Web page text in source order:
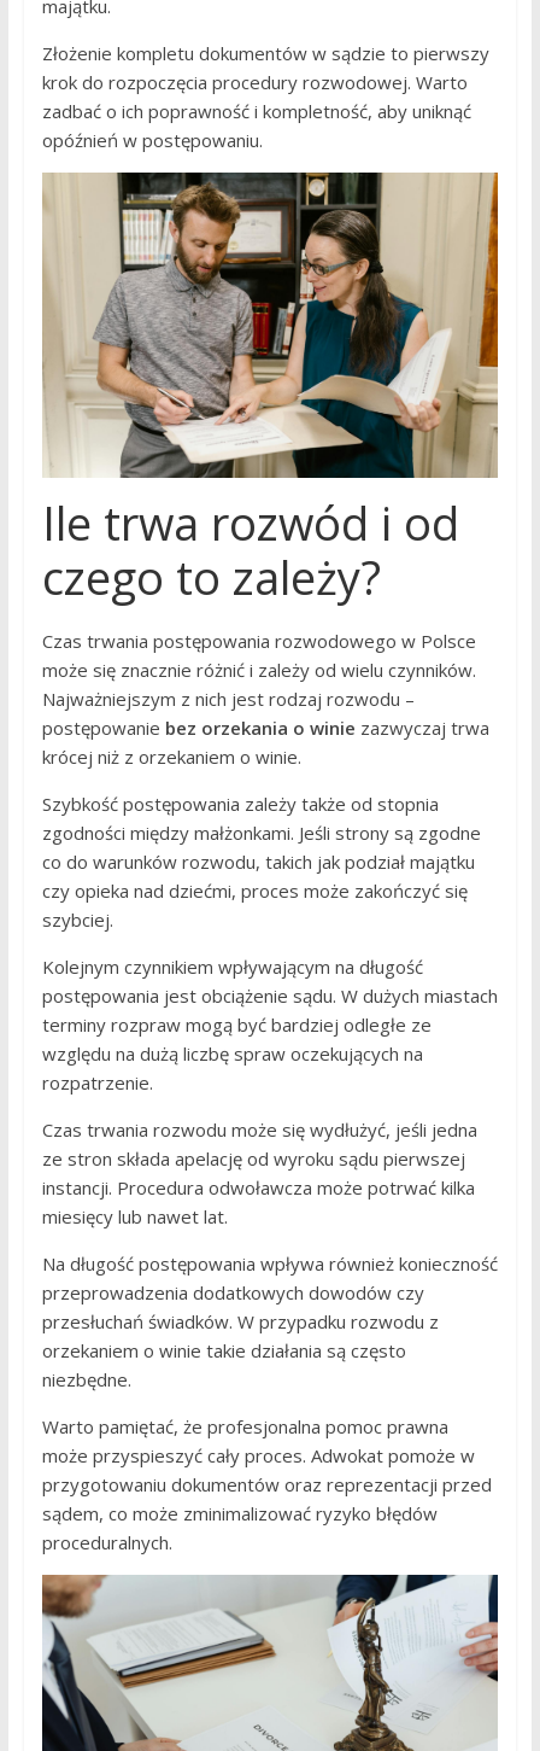
majątku.
Złożenie kompletu dokumentów w sądzie to pierwszy
krok do rozpoczęcia procedury rozwodowej. Warto
zadbać o ich poprawność i kompletność, aby uniknąć
opóźnień w postępowaniu.
Ile trwa rozwód i od
czego to zależy?
Czas trwania postępowania rozwodowego w Polsce
może się znacznie różnić i zależy od wielu czynników.
Najważniejszym z nich jest rodzaj rozwodu –
postępowanie bez orzekania o winie zazwyczaj trwa
krócej niż z orzekaniem o winie.
Szybkość postępowania zależy także od stopnia
zgodności między małżonkami. Jeśli strony są zgodne
co do warunków rozwodu, takich jak podział majątku
czy opieka nad dziećmi, proces może zakończyć się
szybciej.
Kolejnym czynnikiem wpływającym na długość
postępowania jest obciążenie sądu. W dużych miastach
terminy rozpraw mogą być bardziej odległe ze
względu na dużą liczbę spraw oczekujących na
rozpatrzenie.
Czas trwania rozwodu może się wydłużyć, jeśli jedna
ze stron składa apelację od wyroku sądu pierwszej
instancji. Procedura odwoławcza może potrwać kilka
miesięcy lub nawet lat.
Na długość postępowania wpływa również konieczność
przeprowadzenia dodatkowych dowodów czy
przesłuchań świadków. W przypadku rozwodu z
orzekaniem o winie takie działania są często
niezbędne.
Warto pamiętać, że profesjonalna pomoc prawna
może przyspieszyć cały proces. Adwokat pomoże w
przygotowaniu dokumentów oraz reprezentacji przed
sądem, co może zminimalizować ryzyko błędów
proceduralnych.